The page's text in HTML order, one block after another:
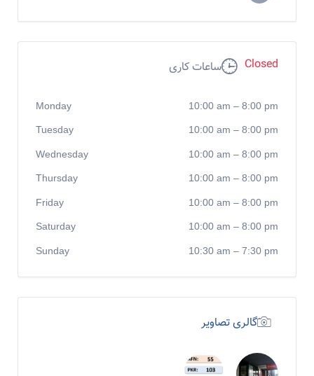
ساعات کاری Closed
Monday 10:00 am – 8:00 pm
Tuesday 10:00 am – 8:00 pm
Wednesday 10:00 am – 8:00 pm
Thursday 10:00 am – 8:00 pm
Friday 10:00 am – 8:00 pm
Saturday 10:00 am – 8:00 pm
Sunday 10:30 am – 7:30 pm
گالری تصاویر